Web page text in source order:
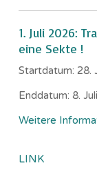
1. Juli 2026:
eine Sekte !
Startdatum: 28.
Enddatum: 8.
Weitere
LINK